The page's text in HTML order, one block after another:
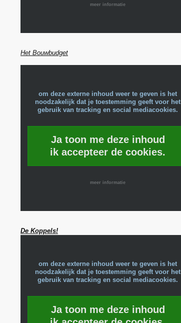
meer informatie
Het Bouwbudget
om deze externe inhoud weer te geven is het
noodzakelijk dat je toestemming geeft voor het
gebruik van tracking en social mediacookies.
Ja toon me deze inhoud
ik accepteer de cookies.
meer informatie
De Koppels!
om deze externe inhoud weer te geven is het
noodzakelijk dat je toestemming geeft voor het
gebruik van tracking en social mediacookies.
Ja toon me deze inhoud